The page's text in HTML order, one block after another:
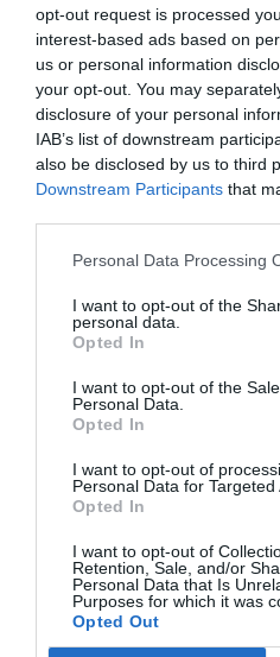
opt-out request is processed
interest-based ads based on
us or personal information
your opt-out. You may
disclosure of your personal
IAB’s list of downstream
also be disclosed by us to third
Downstream Participants that
Personal Data Processing
I want to opt-out of the
personal data.
Opted In
I want to opt-out of the
Personal Data.
Opted In
I want to opt-out of
Personal Data for Targeted
Opted In
I want to opt-out of
Retention, Sale, and/or
Personal Data that Is
Purposes for which it was
Opted Out
Cristina Martín 06/
OPINIÓN
“Sánchez es un
abandonado a su
España.
connivencia con
Hispanidad 06/08/26
Marcelo Gullo: “El
historia, de poner la
desmontar la
por Hispanidad
Artículos anteriores
DIARIO DE LA
Diario de la corrupción
Audiencia Nacional
investigación del caso
ingente material